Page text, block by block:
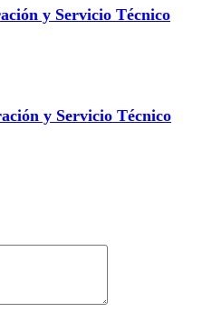
y Servicio Técnico
y Servicio Técnico